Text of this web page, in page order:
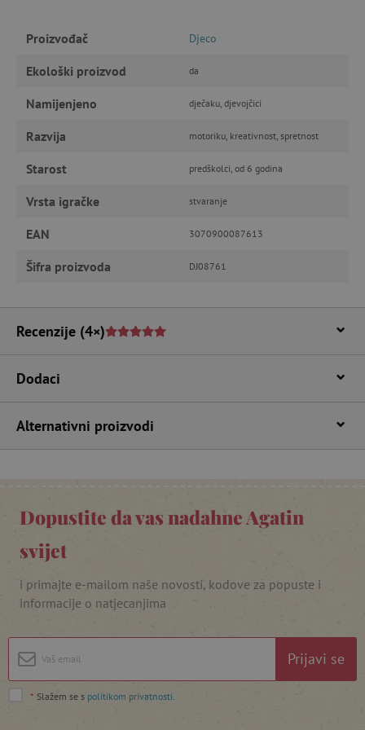
Proizvođač Djeco
Ekološki proizvod da
Namijenjeno dječaku, djevojčici
Razvija motoriku, kreativnost, spretnost
Starost predškolci, od 6 godina
Vrsta igračke stvaranje
EAN 3070900087613
Šifra proizvoda DJ08761
Recenzije (4×)
Dodaci
Alternativni proizvodi
Dopustite da vas nadahne Agatin
svijet
i primajte e-mailom naše novosti, kodove za popuste i
informacije o natjecanjima
Prijavi se
* Slažem se s politikom privatnosti
CILJANOST
FUNKCIONALNOST
Funkcionalnost
Nužno potrebni kolačići omogućavaju osnovnu
npr. upis korisnika na stranici te uređivanje
potrebnih kolačića.
Domena
CookieScriptConsent
featureFlagIdentifier www.agatinsvijet.hr
Googleovu politiku privatnosti